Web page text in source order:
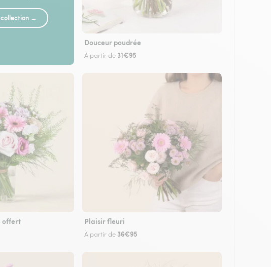
→
Douceur poudrée
À partir de 31€95
offert Plaisir fleuri
À partir de 36€95